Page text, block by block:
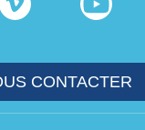
CONTACTER